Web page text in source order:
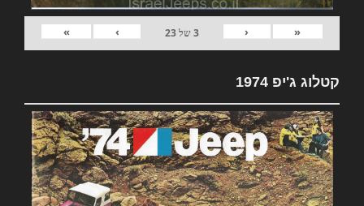
«
‹
3של23
›
»
קטלוג ג'יפ 1974